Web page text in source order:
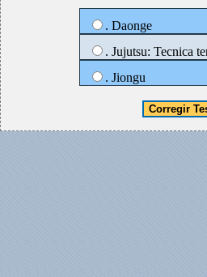
. Daonge
. Jujutsu: Tecnica
. Jiongu